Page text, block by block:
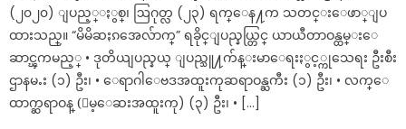
(၂၀၂၀) ျပည့္ႏွစ္၊ ဩဂုတ္လ (၂၃) ရက္ေန႔က သတင္းေဖာ္ျပ
ထားသည္။ “မိမိဆႏၵအေလ်ာက္” ရခိုင္ျပည္နယ္တြင္ ယာယီတာဝန္ထမ္းေ
ဆာင္ၾကမည့္ • ဒုတိယျပည္နယ္ ျပည္သူ႔က်န္းမာေရးႏွင့္ကုသေရး ဦးစီး
ဌာနမႉး (၁) ဦး၊ • ေရာဂါေဗဒအထူးကုဆရာဝန္ႀကီး (၁) ဦး၊ • လက္ေ
ထာက္ဆရာဝန္ (ေမ့ေဆးအထူးကု) (၃) ဦး၊ • […]